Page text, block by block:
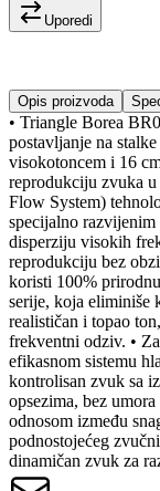
Uporedi
Opis proizvoda
• Triangle Borea
postavljanje na
visokotoncem i 16
reprodukciju zvuka
Flow System)
specijalno
disperziju visokih
reprodukciju bez
koristi 100%
serije, koja eliminiše
realističan i topao
frekventni odziv. •
efikasnom sistemu
kontrolisan zvuk sa
opsezima, bez
odnosom između
podnostojećeg
dinamičan zvuk za